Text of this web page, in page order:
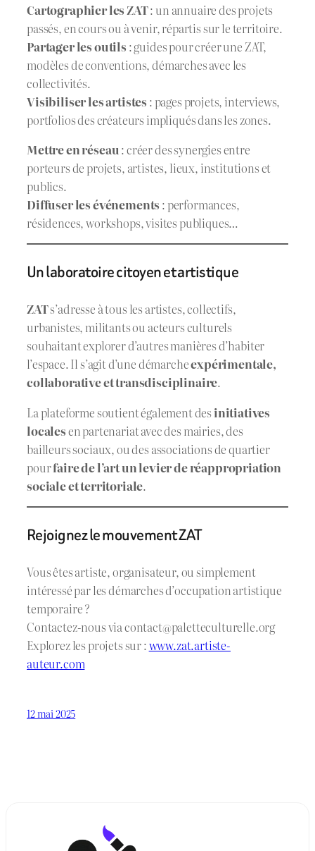
Cartographier les ZAT: un annuaire des projets
passés, en cours ou à venir, répartis sur le territoire.
Partager les outils : guides pour créer une ZAT,
modèles de conventions, démarches avec les
collectivités.
Visibiliser les artistes : pages projets, interviews,
portfolios des créateurs impliqués dans les zones.
Mettre en réseau: créer des synergies entre
porteurs de projets, artistes, lieux, institutions et
publics.
Diffuser les événements : performances,
résidences, workshops, visites publiques…
Un laboratoire citoyen et artistique
ZATs’adresse à tous les artistes, collectifs,
urbanistes, militants ou acteurs culturels
souhaitant explorer d’autres manières d’habiter
l’espace. Il s’agit d’une démarcheexpérimentale,
collaborative et transdisciplinaire.
La plateforme soutient également desinitiatives
localesen partenariat avec des mairies, des
bailleurs sociaux, ou des associations de quartier
pourfaire de l’art un levier de réappropriation
sociale et territoriale.
Rejoignez le mouvement ZAT
Vous êtes artiste, organisateur, ou simplement
intéressé par les démarches d’occupation artistique
temporaire ?
Contactez-nous viacontact@paletteculturelle.org
Explorez les projets sur :www.zat.artiste-
auteur.com
12 mai 2025